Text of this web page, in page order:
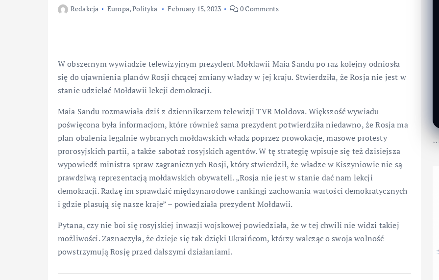
Redakcja Europa,Polityka February 15, 2023 0 Comments
W obszernym wywiadzie telewizyjnym prezydent Mołdawii Maia Sandu po raz kolejny odniosła
się do ujawnienia planów Rosji chcącej zmiany władzy w jej kraju. Stwierdziła, że Rosja nie jest w
stanie udzielać Mołdawii lekcji demokracji.
Maia Sandu rozmawiała dziś z dziennikarzem telewizji TVR Moldova. Większość wywiadu
poświęcona była informacjom, które również sama prezydent potwierdziła niedawno, że Rosja ma
plan obalenia legalnie wybranych mołdawskich władz poprzez prowokacje, masowe protesty
prorosyjskich partii, a także sabotaż rosyjskich agentów. W tę strategię wpisuje się też dzisiejsza
wypowiedź ministra spraw zagranicznych Rosji, który stwierdził, że władze w Kiszyniowie nie są
prawdziwą reprezentacją mołdawskich obywateli. „Rosja nie jest w stanie dać nam lekcji
demokracji. Radzę im sprawdzić międzynarodowe rankingi zachowania wartości demokratycznych
i gdzie plasują się nasze kraje” – powiedziała prezydent Mołdawii.
Pytana, czy nie boi się rosyjskiej inwazji wojskowej powiedziała, że w tej chwili nie widzi takiej
możliwości. Zaznaczyła, że dzieje się tak dzięki Ukraińcom, którzy walcząc o swoja wolność
powstrzymują Rosję przed dalszymi działaniami.